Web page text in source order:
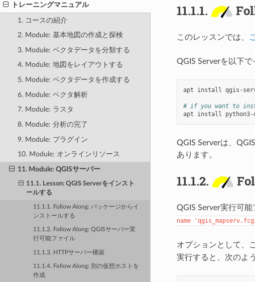
トレーニングマニュアル
1. コースの紹介
2. Module: 基本地図の作成と探検
3. Module: ベクタデータを分類する
4. Module: 地図をレイアウトする
5. Module: ベクタデータを作成する
6. Module: ベクタ解析
7. Module: ラスタ
8. Module: 分析の完了
9. Module: プラグイン
10. Module: オンラインリソース
11. Module: QGISサーバー
11.1. Lesson: QGIS Serverをインスト
ールする
11.1.1. Follow Along: パッケージからイ
ンストールする
11.1.2. Follow Along: QGISサーバー実
行可能ファイル
11.1.3. HTTPサーバー構築
11.1.4. Follow Along: 別の仮想ホストを
作成
11.1.1.
このレッスンでは、
QGIS Serverを以下
apt install qgis-
# if you want to
apt
install
QGIS Serverは、
あります。
11.1.2.
QGIS Server実行可能
name
オプションとして、
実行すると、次のよ